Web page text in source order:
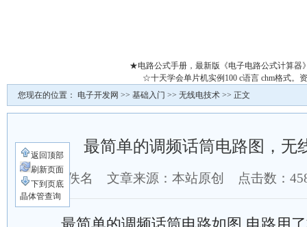
★电路公式手册，最新版《电子电路公式计算器
☆十天学会单片机实例100 c语言 chm格式。
您现在的位置： 电子开发网 >> 基础入门 >> 无线电技术 >> 正文
最简单的调频话筒电路图，无
作者：佚名 文章来源：本站原创 点击数：
返回顶部
刷新页面
下到页底
晶体管查询